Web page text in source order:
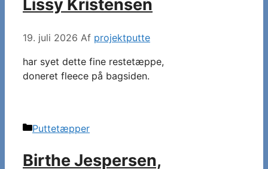
Lissy Kristensen
19. juli 2026 Af projektputte
har syet dette fine restetæppe,
doneret fleece på bagsiden.
Kategorier
Puttetæpper
Birthe Jespersen,